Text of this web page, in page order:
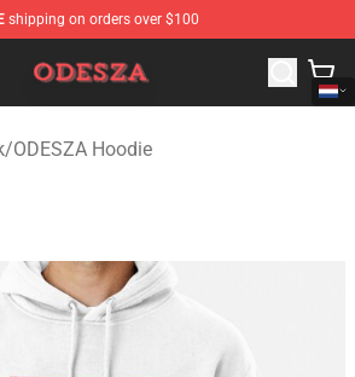
shipping on orders over $100
- Official ODESZA Merchandise Store
/ODESZA Hoodie